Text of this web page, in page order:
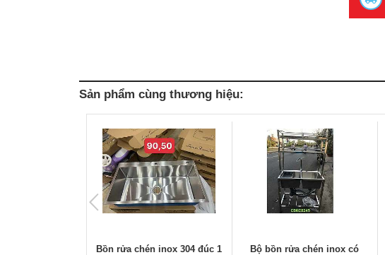
Sản phẩm cùng thương hiệu:
Bồn rửa chén inox 304 đúc 1
Bộ bồn rửa chén inox có